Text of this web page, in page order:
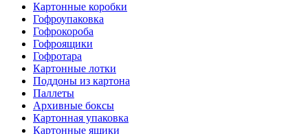
Картонные коробки
Гофроупаковка
Гофрокороба
Гофроящики
Гофротара
Картонные лотки
Поддоны из картона
Паллеты
Архивные боксы
Картонная упаковка
Картонные ящики